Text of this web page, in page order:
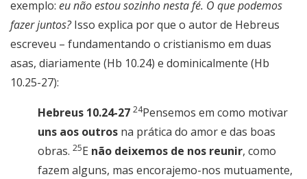
exemplo: eu não estou sozinho nesta fé. O que podemos
fazer juntos?Isso explica por que o autor de Hebreus
escreveu – fundamentando o cristianismo em duas
asas, diariamente (Hb 10.24) e dominicalmente (Hb
10.25-27):
Hebreus 10.24-27 24Pensemos em como motivar
uns aos outros na prática do amor e das boas
obras. 25E não deixemos de nos reunir, como
fazem alguns, mas encorajemo-nos mutuamente,